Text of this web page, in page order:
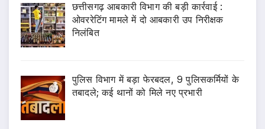
छत्तीसगढ़ आबकारी विभाग की बड़ी कार्रवाई :
ओवररेटिंग मामले में दो आबकारी उप निरीक्षक
निलंबित
पुलिस विभाग में बड़ा फेरबदल, 9 पुलिसकर्मियों के
तबादले; कई थानों को मिले नए प्रभारी